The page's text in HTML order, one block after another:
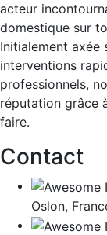
acteur
domestique sur
Initialement axée
interventions
professionnels,
réputation grâce
faire.
Contact
Oslon,